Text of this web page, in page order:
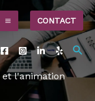
CONTACT
et l'animation